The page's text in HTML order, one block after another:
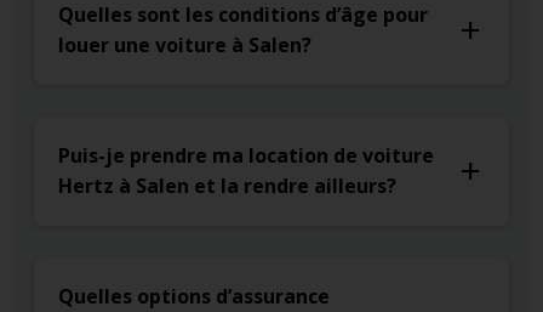
Quelles sont les conditions d’âge pour
louer une voiture à Salen?
Puis-je prendre ma location de voiture
Hertz à Salen et la rendre ailleurs?
Quelles options d’assurance